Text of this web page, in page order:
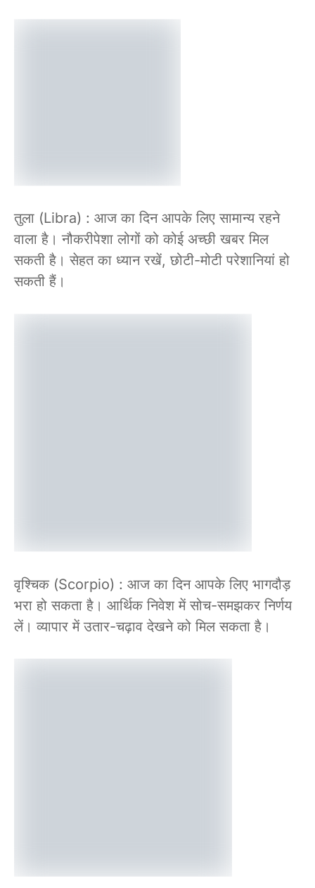
तुला (Libra) : आज का दिन आपके लिए सामान्य रहने
वाला है। नौकरीपेशा लोगों को कोई अच्छी खबर मिल
सकती है। सेहत का ध्यान रखें, छोटी-मोटी परेशानियां हो
सकती हैं।
वृश्चिक (Scorpio) : आज का दिन आपके लिए भागदौड़
भरा हो सकता है। आर्थिक निवेश में सोच-समझकर निर्णय
लें। व्यापार में उतार-चढ़ाव देखने को मिल सकता है।